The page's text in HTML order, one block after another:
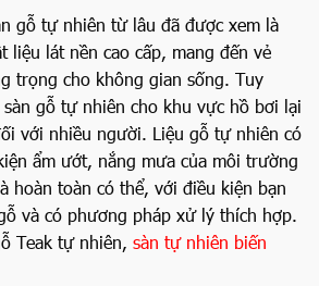
gỗ tự nhiên từ lâu đã được xem là
liệu lát nền cao cấp, mang đến vẻ
trọng cho không gian sống. Tuy
gỗ tự nhiên cho khu vực hồ bơi lại
với nhiều người. Liệu gỗ tự nhiên có
ẩm ướt, nắng mưa của môi trường
hoàn toàn có thể, với điều kiện bạn
và có phương pháp xử lý thích hợp.
Teak tự nhiên, sàn tự nhiên biến